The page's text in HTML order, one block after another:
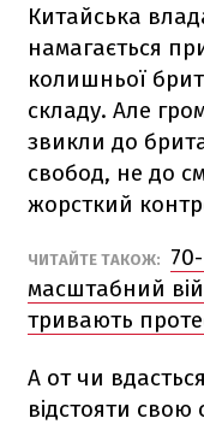
Китайська
намагається
колишньої
складу. Але
звикли до
свобод, не до
жорсткий
ЧИТАЙТЕ ТАКОЖ:
масштабний
тривають
А от чи
відстояти